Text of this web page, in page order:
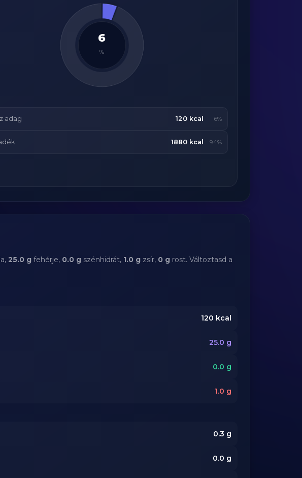
6
%
adag 120 kcal 6%
1880 kcal 94%
25.0 g fehérje, 0.0 g szénhidrát, 1.0 g zsír, 0 g rost. Változtasd a
120 kcal
25.0 g
0.0 g
1.0 g
0.3 g
0.0 g